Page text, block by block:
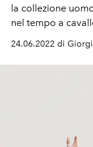
la collezione
nel tempo a
a Mousieur Dior
dei dipinti di
Kim Jones
24.06.2022 di